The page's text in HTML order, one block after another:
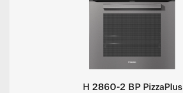
H 2860-2 BP PizzaPlus